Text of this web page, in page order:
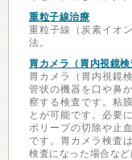
重粒子線治療
重粒子線（炭素イオ
法。
胃カメラ（胃内視鏡検
胃カメラ（胃内視鏡
管状の機器を口や鼻
察する検査です。粘
とが可能です。必要
ポリープの切除や止
です。胃カメラ検査
検査になった場合など